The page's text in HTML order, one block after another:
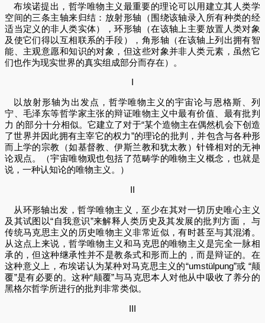
布埃诺提出，哲学唯物主义最重要的理论可以用建立其人类学
空间的三条主轴来归结：放射形轴（围绕该轴录入所有种类的经
适当定义的非人类实体），环形轴（在该轴上主要放置人类对象
及使它们得以互相联系的手段），角形轴（在该轴上列出拥有智
能、主观意愿和知识的对象，但这些对象并非人类元素，虽然它
们也作为现实世界的真实组成部分而存在）。
以放射形轴为出发点，哲学唯物主义的宇宙论与恩格斯、列
宁、毛泽东等哲学家主张的辩证唯物主义中最有价值、最有批判
力 的部分十分相似。它建立了对于“某个造物主在偶然机会下创造
了世界并因此拥有主宰它的权力”的理论的批判，并包含与各种形
而上学的宗教（如基督教、伊斯兰教和犹太教）针锋相对的无神
论观点。（宇宙唯物观也包括了范畴学的唯物主义概念，也就是
说，一种认知论的唯物主义。）
II
从环形轴出发，哲学唯物主义，至少在其对一切历史唯心主义
及其试图以“自我意识”来解释人类历史及其发展的批判方面， 与
传统马克思主义的历史唯物主义非常近似，有时甚至与其混淆。
从这点上来说，哲学唯物主义和马克思的唯物主义是完全一脉相
承的，但这种继承性并不是教条式和形而上的，而是辩证的。在
这种意义上，布埃诺认为某种对马克思主义的“umstülpung”或 “颠
覆”是有必要的。这种“颠覆”与马克思本人对他从中吸收了养分的
黑格尔哲学所进行的批判非常类似。
III